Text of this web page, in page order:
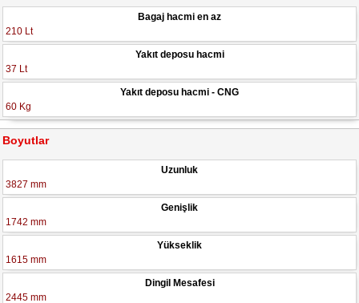
Bagaj hacmi en az
210 Lt
Yakıt deposu hacmi
37 Lt
Yakıt deposu hacmi - CNG
60 Kg
Boyutlar
Uzunluk
3827 mm
Genişlik
1742 mm
Yükseklik
1615 mm
Dingil Mesafesi
2445 mm